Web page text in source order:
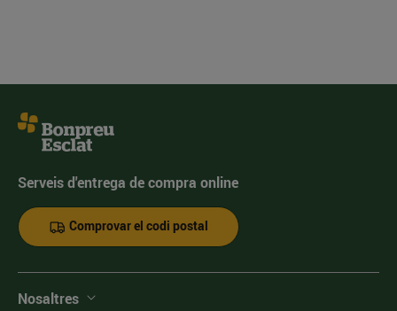
Serveis d'entrega de compra online
Comprovar el codi postal
Nosaltres